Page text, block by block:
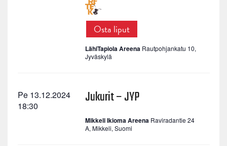
Osta liput
LähiTapiola Areena Rautpohjankatu 10,
Jyväskylä
Pe 13.12.2024
18:30
Jukurit – JYP
Mikkeli Ikioma Areena Raviradantie 24
A, Mikkeli, Suomi